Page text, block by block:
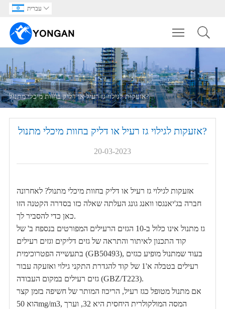
עברית 
Toggle
אזעקות לגילוי גז רעיל או דליק בחוות מיכלי מתנול?
אזעקות לגילוי גז רעיל או דליק בחוות מיכלי מתנול?
20-03-2023
אזעקות לגילוי גז רעיל או דליק בחוות מיכלי מתנול? לאחרונה
חברה בג'יאנגסו וואנג גונג העלתה שאלה כזו בסדרה הקטנה הזו
כאן כדי להסביר לך.
גז מתנול אינו כלול ב-10 הגזים הרעילים המפורטים בנספח ב' של
קוד התכנון לאיתור והתראה של גזים דליקים וגזים רעילים
בתעשייה הפטרוכימית (GB50493), בעוד שמתנול מופיע כגזים
רעילים בטבלה א'1 של קוד להגדרת התקני גילוי ואזעקה עבור
גזים רעילים במקום העבודה (GBZ/T223).
אם מתנול מטופל כגז רעיל, הריכוז המותר של חשיפה בזמן קצר
הוא 50mg/m3, המסה המולקולרית היחסית היא 32, וערך